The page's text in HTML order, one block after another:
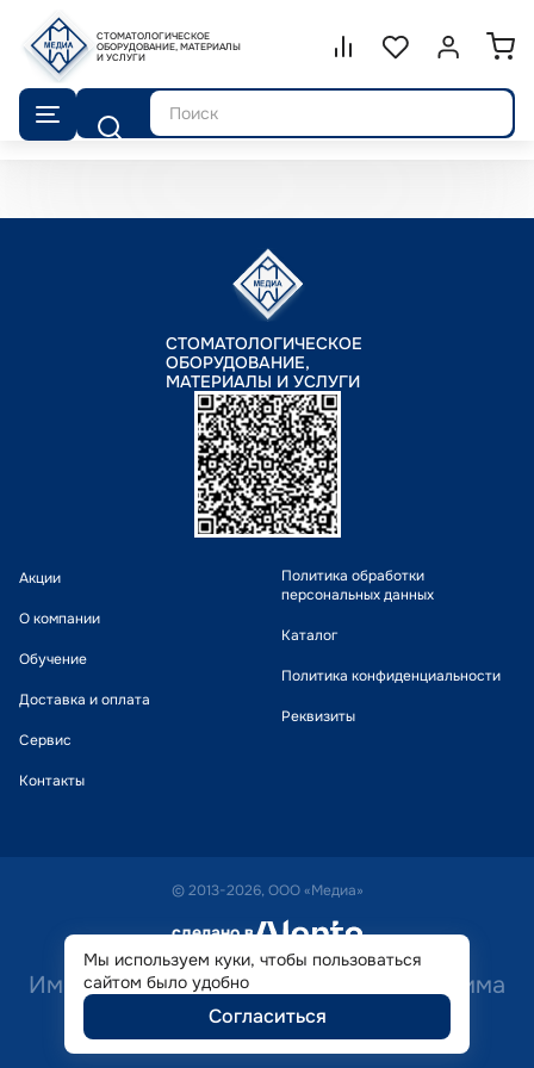
СТОМАТОЛОГИЧЕСКОЕ
ОБОРУДОВАНИЕ, МАТЕРИАЛЫ
И УСЛУГИ
Сравнение.
СписокВойти или
Поиск
СТОМАТОЛОГИЧЕСКОЕ
ОБОРУДОВАНИЕ,
МАТЕРИАЛЫ И УСЛУГИ
Акции
О компании
Обучение
Доставка и оплата
Сервис
Контакты
Политика обработки
персональных данных
Каталог
Политика конфиденциальности
Реквизиты
© 2013-2026, ООО «Медиа»
сделано в alente
Имеются противопоказания. Необходима
консультация специалиста.
Мы используем куки, чтобы пользоваться
сайтом было удобно
Согласиться